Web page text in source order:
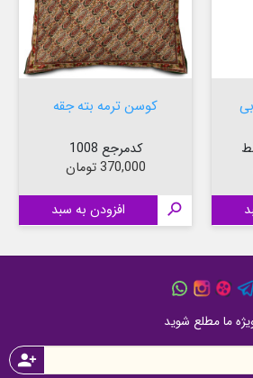
کوسن ترمه بته جقه
کدمرجع 1008
قیمت
370,000 تومان
 افزودن به سبد
ما مطلع شوید
person_add